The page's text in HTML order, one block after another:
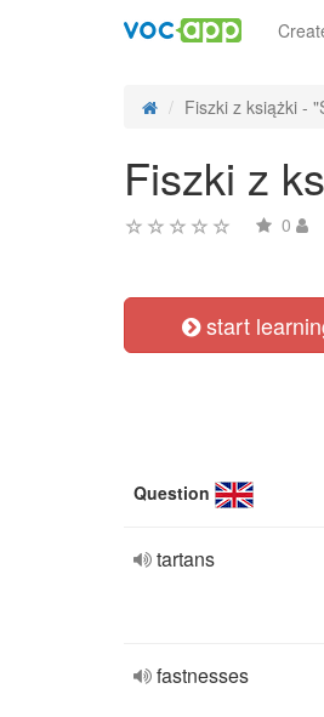
Fiszki z książki -
Fiszki z
0
start
Question
tartans
fastnesses